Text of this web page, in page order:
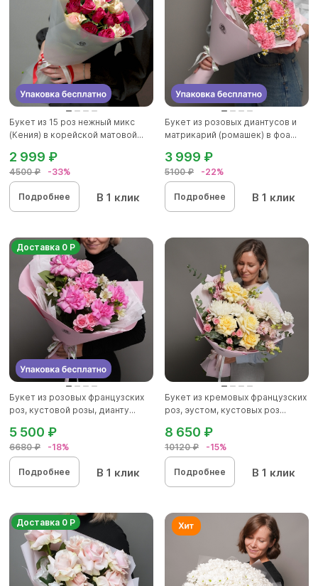
Букет из 15 роз нежный микс
(Кения) в корейской матовой...
4500 ₽ -33%
2 999 ₽
Подробнее В 1 клик
Букет из розовых диантусов и
матрикарий (ромашек) в фоа...
5100 ₽ -22%
3 999 ₽
Подробнее В 1 клик
Доставка 0 Р
Букет из розовых французских
роз, кустовой розы, дианту...
6680 ₽ -18%
5 500 ₽
Подробнее В 1 клик
Букет из кремовых французских
роз, эустом, кустовых роз...
10120 ₽ -15%
8 650 ₽
Подробнее В 1 клик
Доставка 0 Р